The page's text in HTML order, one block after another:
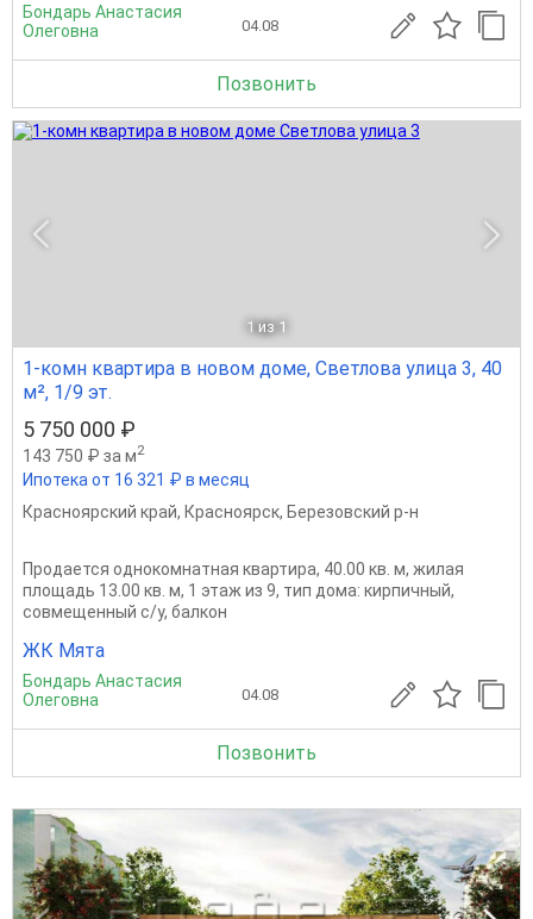
Бондарь Анастасия
Олеговна
04.08
Позвонить
1 из 1
1-комн квартира в новом доме, Светлова улица 3, 40
м², 1/9 эт.
5 750 000 ₽
143 750 ₽ за м2
Ипотека от 16 321 ₽ в месяц
Красноярский край, Красноярск, Березовский р-н
Продается однокомнатная квартира, 40.00 кв. м, жилая
площадь 13.00 кв. м, 1 этаж из 9, тип дома: кирпичный,
совмещенный с/у, балкон
ЖК Мята
Бондарь Анастасия
Олеговна
04.08
Позвонить